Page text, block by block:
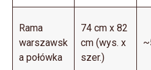
Rama
warszawsk
a połówka
74 cm x 82
cm (wys. x
szer.)